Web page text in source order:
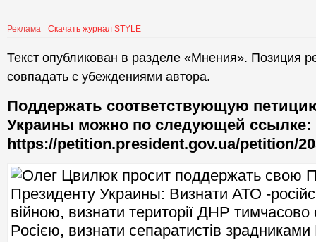
Реклама Скачать журнал STYLE
Текст опубликован в разделе «Мнения». Позиция
совпадать с убеждениями автора.
Поддержать соответствующую
Украины можно по следующей ссылке:
https://petition.president.gov.ua/petition/